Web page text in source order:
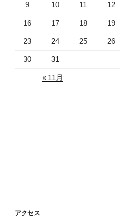
9 10 11 12
16 17 18 19
23 24 25 26
30 31
« 11月
アクセス